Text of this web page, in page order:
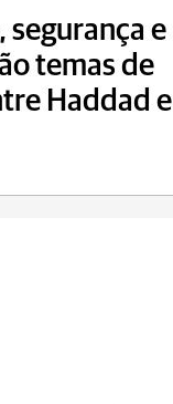
segurança e
temas de
Haddad e